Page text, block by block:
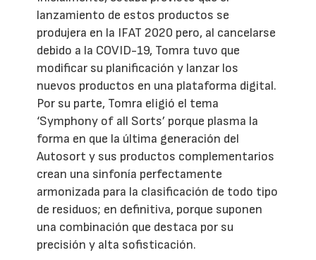
lanzamiento de estos productos se
produjera en la IFAT 2020 pero, al cancelarse
debido a la COVID-19, Tomra tuvo que
modificar su planificación y lanzar los
nuevos productos en una plataforma digital.
Por su parte, Tomra eligió el tema
‘Symphony of all Sorts’ porque plasma la
forma en que la última generación del
Autosort y sus productos complementarios
crean una sinfonía perfectamente
armonizada para la clasificación de todo tipo
de residuos; en definitiva, porque suponen
una combinación que destaca por su
precisión y alta sofisticación.